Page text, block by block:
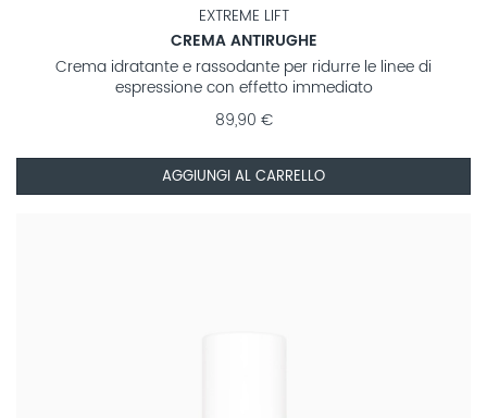
EXTREME LIFT
CREMA ANTIRUGHE
Crema idratante e rassodante per ridurre le linee di
espressione con effetto immediato
89,90 €
AGGIUNGI AL CARRELLO